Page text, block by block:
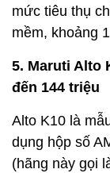
mức tiêu thụ
mềm, khoảng
5. Maruti Alto
đến 144 triệu
Alto K10 là
dụng hộp số
(hãng này gọi